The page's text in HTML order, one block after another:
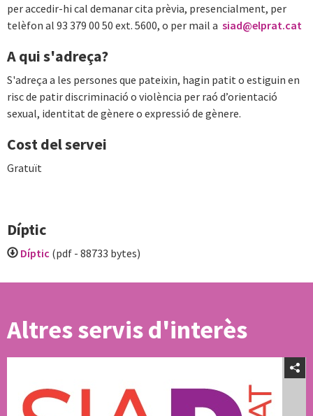
per accedir-hi cal demanar cita prèvia, presencialment, per
telèfon al 93 379 00 50 ext. 5600, o per mail a siad@elprat.cat
A qui s'adreça?
S'adreça a les persones que pateixin, hagin patit o estiguin en
risc de patir discriminació o violència per raó d’orientació
sexual, identitat de gènere o expressió de gènere.
Cost del servei
Gratuït
Díptic
Díptic (pdf - 88733 bytes)
Altres servis d'interès